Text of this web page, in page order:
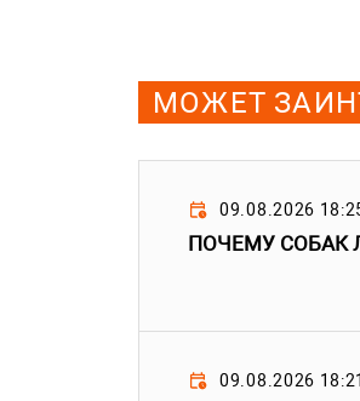
МОЖЕТ
09.08.2026
ПОЧЕМУ СОБАК
09.08.2026 18:21